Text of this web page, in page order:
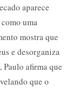
aparece
uma
mostra que
e desorganiza
Paulo afirma que
que o